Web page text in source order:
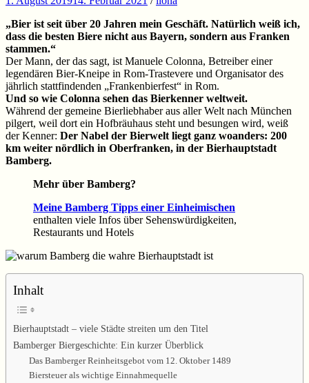
„Bier ist seit über 20 Jahren mein Geschäft. Natürlich weiß ich,
dass die besten Biere nicht aus Bayern, sondern aus Franken
stammen.“
Der Mann, der das sagt, ist Manuele Colonna, Betreiber einer
legendären Bier-Kneipe in Rom-Trastevere und Organisator des
jährlich stattfindenden „Frankenbierfest“ in Rom.
Und so wie Colonna sehen das Bierkenner weltweit.
Während der gemeine Bierliebhaber aus aller Welt nach München
pilgert, weil dort ein Hofbräuhaus steht und besungen wird, weiß
der Kenner: Der Nabel der Bierwelt liegt ganz woanders: 200
km weiter nördlich in Oberfranken, in der Bierhauptstadt
Bamberg.
Mehr über Bamberg?
Meine Bamberg Tipps einer Einheimischen
enthalten viele Infos über Sehenswürdigkeiten,
Restaurants und Hotels
Inhalt
Bierhauptstadt – viele Städte streiten um den Titel
Bamberger Biergeschichte: Ein kurzer Überblick
Das Bamberger Reinheitsgebot vom 12. Oktober 1489
Biersteuer als wichtige Einnahmequelle